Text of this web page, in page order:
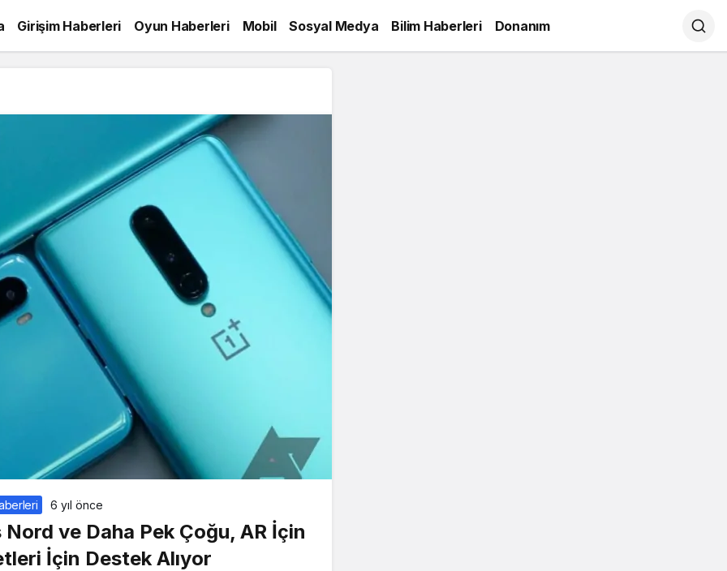
Girişim Haberleri Oyun Haberleri Mobil Sosyal Medya Bilim Haberleri Donanım
6 yıl önce
ve Daha Pek Çoğu, AR İçin
İçin Destek Alıyor